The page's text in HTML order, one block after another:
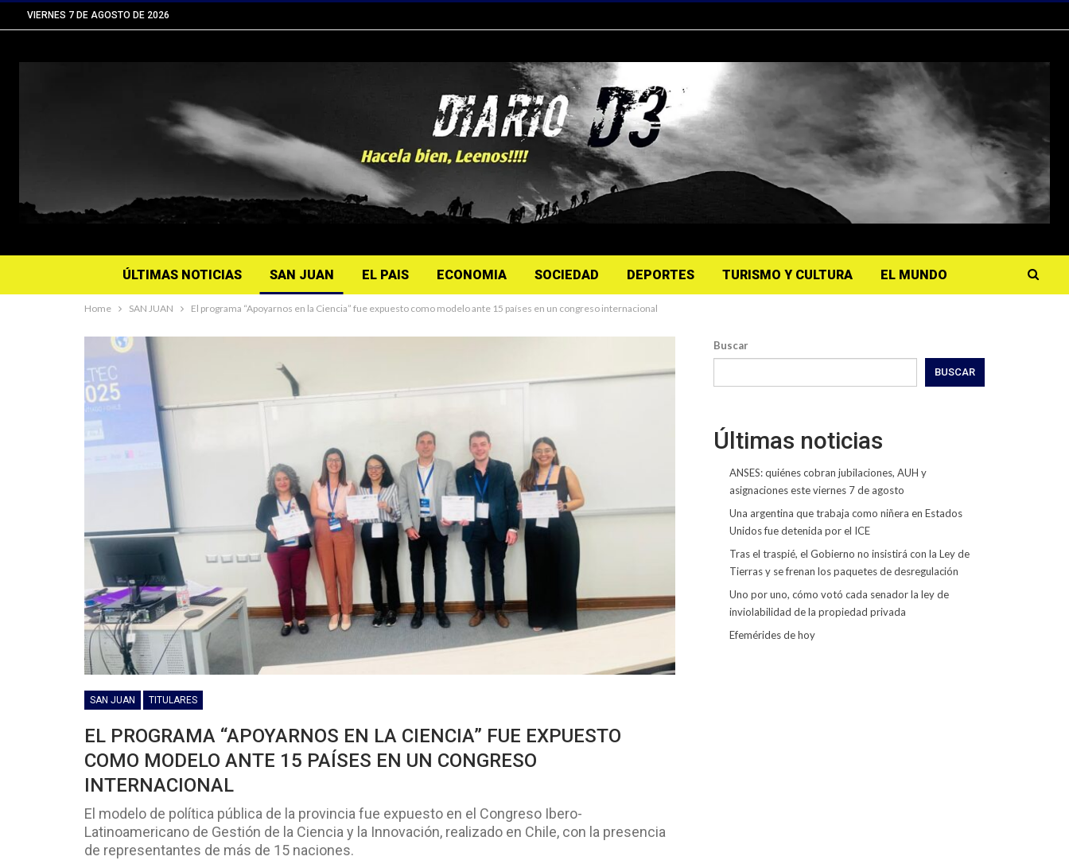
VIERNES 7 DE AGOSTO DE 2026
ÚLTIMAS NOTICIAS SAN JUAN EL PAIS ECONOMIA SOCIEDAD DEPORTES TURISMO Y CULTURA EL MUNDO
Home SAN JUAN El programa “Apoyarnos en la Ciencia” fue expuesto como modelo ante 15 países en un congreso internacional
SAN JUAN TITULARES
EL PROGRAMA “APOYARNOS EN LA CIENCIA” FUE EXPUESTO
COMO MODELO ANTE 15 PAÍSES EN UN CONGRESO
INTERNACIONAL
El modelo de política pública de la provincia fue expuesto en el Congreso Ibero-
Latinoamericano de Gestión de la Ciencia y la Innovación, realizado en Chile, con la presencia
de representantes de más de 15 naciones.
Buscar
BUSCAR
Últimas noticias
ANSES: quiénes cobran jubilaciones, AUH y
asignaciones este viernes 7 de agosto
Una argentina que trabaja como niñera en Estados
Unidos fue detenida por el ICE
Tras el traspié, el Gobierno no insistirá con la Ley de
Tierras y se frenan los paquetes de desregulación
Uno por uno, cómo votó cada senador la ley de
inviolabilidad de la propiedad privada
Efemérides de hoy